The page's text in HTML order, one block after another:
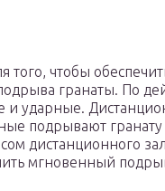
того, чтобы
гранаты. По
и ударные.
подрывают
дистанционного
мгновенный